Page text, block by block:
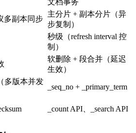
多副本同步
主分片 + 副本分片（异
步复制）
秒级（refresh interval 控
制）
软删除 + 段合并（延迟
生效）
多版本并发
_seq_no + _primary_term
_count API、_search API